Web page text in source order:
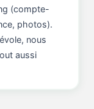
(compte-
photos).
nous
aussi